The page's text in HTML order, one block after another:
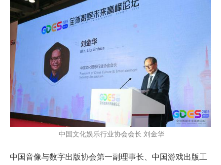
中国文化娱乐行业协会会长 刘金华
中国音像与数字出版协会第一副理事长、中国游戏出版工